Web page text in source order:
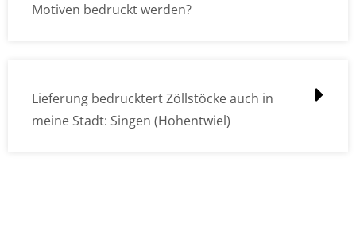
Motiven bedruckt werden?
Lieferung bedrucktert Zöllstöcke auch in
meine Stadt: Singen (Hohentwiel)